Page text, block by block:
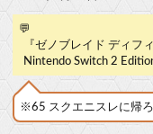
💬
『ゼノブレイド ディフ
Nintendo Switch 2
※65 スクエニスレに帰ろ